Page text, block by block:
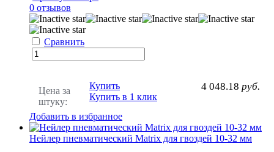
0 отзывов
Сравнить
Цена за
штуку:
4 048.18 руб.
Купить
Купить в 1 клик
Добавить в избранное
Нейлер пневматический Matrix для гвоздей 10-32 мм